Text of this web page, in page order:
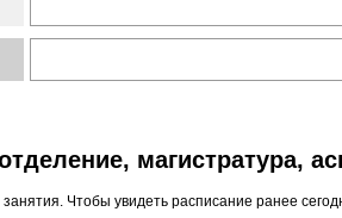
магистратура,
Чтобы увидеть расписание ранее